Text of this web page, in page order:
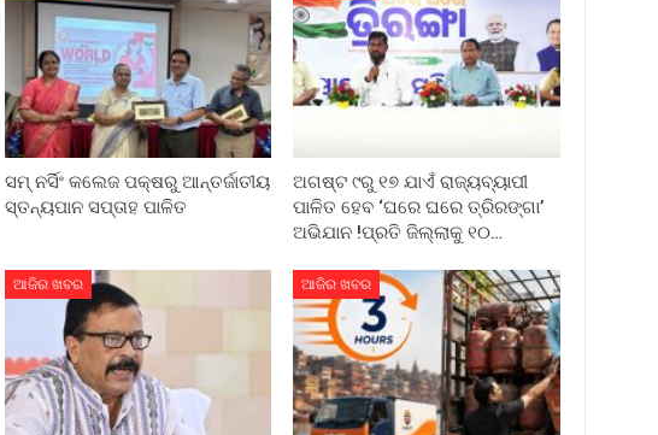
ସମ୍ ନର୍ସିଂ କଲେଜ ପକ୍ଷରୁ ଆନ୍ତର୍ଜାତୀୟ
ସ୍ତନ୍ୟପାନ ସପ୍ତାହ ପାଳିତ
ଅଗଷ୍ଟ ୯ରୁ ୧୭ ଯାଏଁ ରାଜ୍ୟବ୍ୟାପୀ
ପାଳିତ ହେବ ‘ଘରେ ଘରେ ତ୍ରିରଙ୍ଗା’
ଅଭିଯାନ !ପ୍ରତି ଜିଲ୍ଲାକୁ ୧୦…
ଆଜିର ଖବର ଆଜିର ଖବର